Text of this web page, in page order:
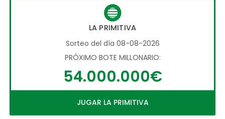
LA PRIMITIVA
Sorteo del día 08-08-2026
PRÓXIMO BOTE MILLONARIO:
54.000.000€
JUGAR LA PRIMITIVA